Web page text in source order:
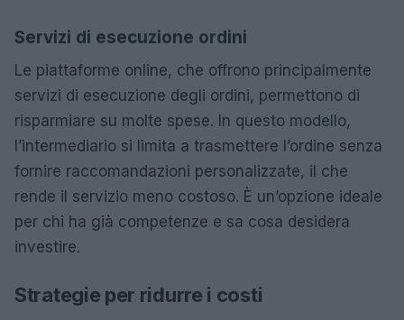
Servizi di esecuzione ordini
Le piattaforme online, che offrono principalmente
servizi di esecuzione degli ordini, permettono di
risparmiare su molte spese. In questo modello,
l’intermediario si limita a trasmettere l’ordine senza
fornire raccomandazioni personalizzate, il che
rende il servizio meno costoso. È un’opzione ideale
per chi ha già competenze e sa cosa desidera
investire.
Strategie per ridurre i costi